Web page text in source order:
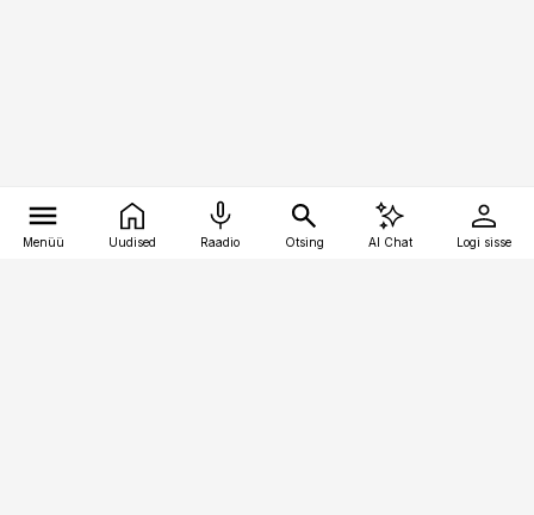
Menüü Uudised Raadio Otsing AI Chat Logi sisse